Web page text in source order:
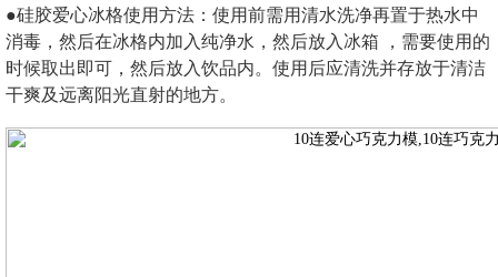
●硅胶爱心冰格使用方法：使用前需用清水洗净再置于热水中
消毒，然后在冰格内加入纯净水，然后放入冰箱 ，需要使用的
时候取出即可，然后放入饮品内。使用后应清洗并存放于清洁
干爽及远离阳光直射的地方。